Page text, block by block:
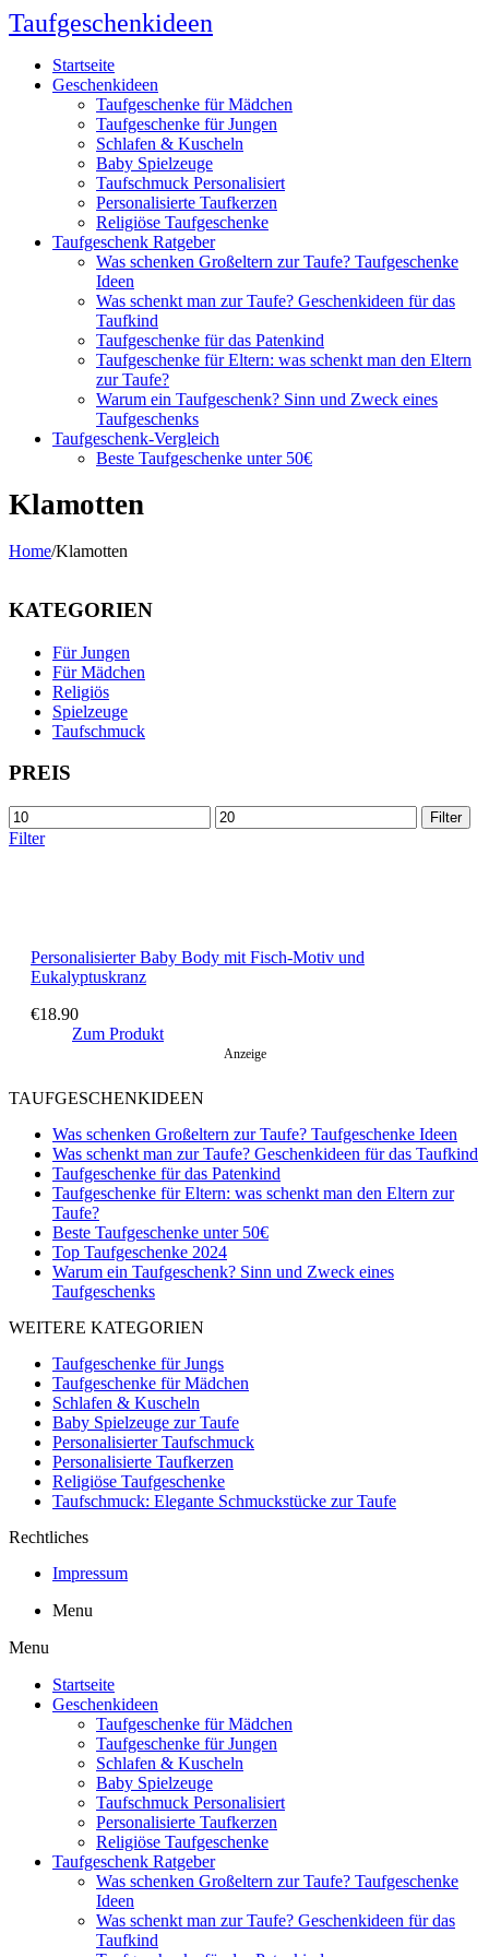
Taufgeschenkideen
Startseite
Geschenkideen
Taufgeschenke für Mädchen
Taufgeschenke für Jungen
Schlafen & Kuscheln
Baby Spielzeuge
Taufschmuck Personalisiert
Personalisierte Taufkerzen
Religiöse Taufgeschenke
Taufgeschenk Ratgeber
Was schenken Großeltern zur Taufe? Taufgeschenke
Ideen
Was schenkt man zur Taufe? Geschenkideen für das
Taufkind
Taufgeschenke für das Patenkind
Taufgeschenke für Eltern: was schenkt man den Eltern
zur Taufe?
Warum ein Taufgeschenk? Sinn und Zweck eines
Taufgeschenks
Taufgeschenk-Vergleich
Beste Taufgeschenke unter 50€
Klamotten
Home/Klamotten
KATEGORIEN
Für Jungen
Für Mädchen
Religiös
Spielzeuge
Taufschmuck
PREIS
Min
price
Max
price
Filter
Filter
Personalisierter Baby Body mit Fisch-Motiv und
Eukalyptuskranz
€18.90
Zum Produkt
Anzeige
TAUFGESCHENKIDEEN
Was schenken Großeltern zur Taufe? Taufgeschenke Ideen
Was schenkt man zur Taufe? Geschenkideen für das Taufkind
Taufgeschenke für das Patenkind
Taufgeschenke für Eltern: was schenkt man den Eltern zur
Taufe?
Beste Taufgeschenke unter 50€
Top Taufgeschenke 2024
Warum ein Taufgeschenk? Sinn und Zweck eines
Taufgeschenks
WEITERE KATEGORIEN
Taufgeschenke für Jungs
Taufgeschenke für Mädchen
Schlafen & Kuscheln
Baby Spielzeuge zur Taufe
Personalisierter Taufschmuck
Personalisierte Taufkerzen
Religiöse Taufgeschenke
Taufschmuck: Elegante Schmuckstücke zur Taufe
Rechtliches
Impressum
Menu
Menu
Startseite
Geschenkideen
Taufgeschenke für Mädchen
Taufgeschenke für Jungen
Schlafen & Kuscheln
Baby Spielzeuge
Taufschmuck Personalisiert
Personalisierte Taufkerzen
Religiöse Taufgeschenke
Taufgeschenk Ratgeber
Was schenken Großeltern zur Taufe? Taufgeschenke
Ideen
Was schenkt man zur Taufe? Geschenkideen für das
Taufkind